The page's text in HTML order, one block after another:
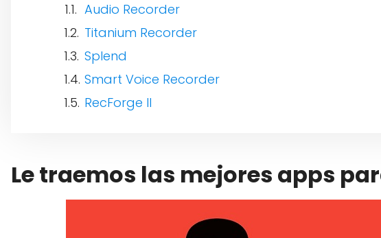
Audio Recorder
Titanium Recorder
Splend
Smart Voice Recorder
RecForge II
Le traemos las mejores apps